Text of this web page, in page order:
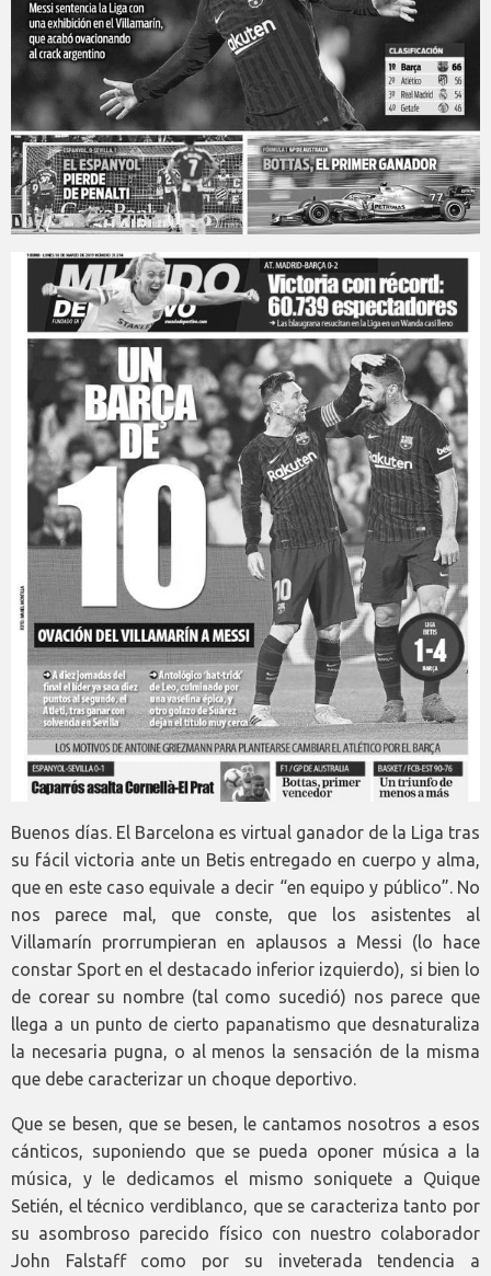
Buenos días. El Barcelona es virtual ganador de la Liga tras
su fácil victoria ante un Betis entregado en cuerpo y alma,
que en este caso equivale a decir “en equipo y público”. No
nos parece mal, que conste, que los asistentes al
Villamarín prorrumpieran en aplausos a Messi (lo hace
constar Sport en el destacado inferior izquierdo), si bien lo
de corear su nombre (tal como sucedió) nos parece que
llega a un punto de cierto papanatismo que desnaturaliza
la necesaria pugna, o al menos la sensación de la misma
que debe caracterizar un choque deportivo.
Que se besen, que se besen, le cantamos nosotros a esos
cánticos, suponiendo que se pueda oponer música a la
música, y le dedicamos el mismo soniquete a Quique
Setién, el técnico verdiblanco, que se caracteriza tanto por
su asombroso parecido físico con nuestro colaborador
John Falstaff como por su inveterada tendencia a